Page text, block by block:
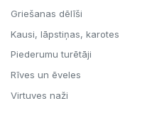
Griešanas dēlīši
Kausi, lāpstiņas, karotes
Piederumu turētāji
Rīves un ēveles
Virtuves naži